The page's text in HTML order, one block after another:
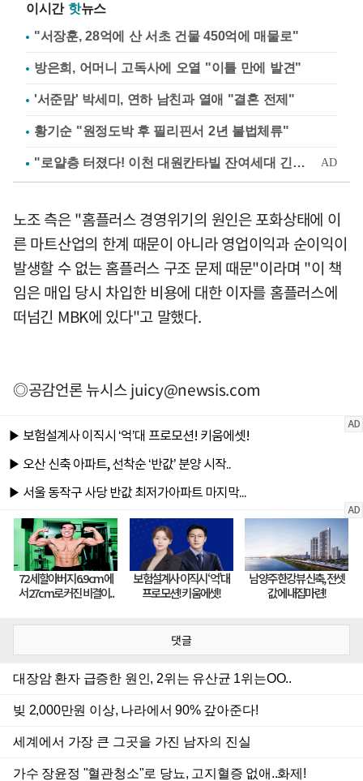
이시간 핫뉴스
"서장훈, 28억에 산 서초 건물 450억에 매물로"
방은희, 어머니 고독사에 오열 "이틀 만에 발견"
'서준맘' 박세미, 연하 남친과 열애 "결혼 전제"
황기순 "원정도박 후 필리핀서 2년 불법체류"
노조 측은 "홈플러스 경영위기의 원인은 포화상태에 이
른 마트산업의 한계 때문이 아니라 영업이익과 순이익이
발생할 수 없는 홈플러스 구조 문제 때문"이라며 "이 책
임은 매입 당시 차입한 비용에 대한 이자를 홈플러스에
떠넘긴 MBK에 있다"고 말했다.
◎공감언론 뉴시스juicy@newsis.com
댓글